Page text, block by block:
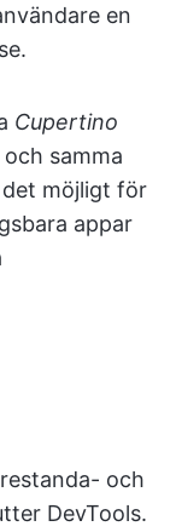
en
Cupertino
och samma
möjligt för
appar
och
DevTools.